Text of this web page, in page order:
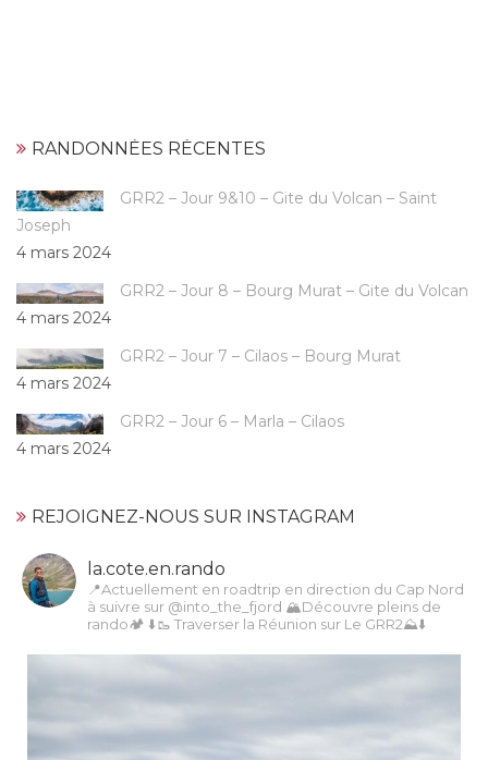
RANDONNÉES RÉCENTES
GRR2 – Jour 9&10 – Gite du Volcan – Saint
Joseph
4 mars 2024
GRR2 – Jour 8 – Bourg Murat – Gite du Volcan
4 mars 2024
GRR2 – Jour 7 – Cilaos – Bourg Murat
4 mars 2024
GRR2 – Jour 6 – Marla – Cilaos
4 mars 2024
REJOIGNEZ-NOUS SUR INSTAGRAM
la.cote.en.rando
📍Actuellement en roadtrip en direction du Cap Nord
à suivre sur @into_the_fjord 🏔Découvre pleins de
rando🏕️ ⬇️🥾 Traverser la Réunion sur Le GRR2⛰️⬇️